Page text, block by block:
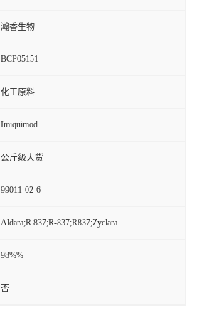
瀚香生物
BCP05151
化工原料
Imiquimod
公斤级大货
99011-02-6
Aldara;R 837;R-837;R837;Zyclara
98%%
否